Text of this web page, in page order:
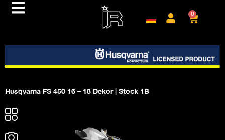
0
Husqvarna FS 450 16 – 18 Dekor | Stock 1B